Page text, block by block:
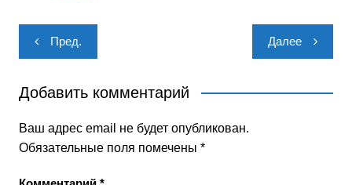
Навигация
по
записям
Пред. Далее
Добавить комментарий
Ваш адрес email не будет опубликован.
Обязательные поля помечены *